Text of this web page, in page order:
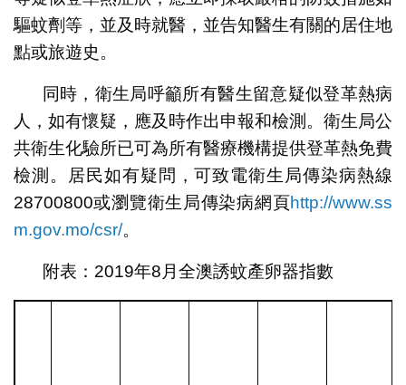
驅蚊劑等，並及時就醫，並告知醫生有關的居住地
點或旅遊史。
同時，衛生局呼籲所有醫生留意疑似登革熱病
人，如有懷疑，應及時作出申報和檢測。衛生局公
共衛生化驗所已可為所有醫療機構提供登革熱免費
檢測。居民如有疑問，可致電衛生局傳染病熱線
28700800或瀏覽衛生局傳染病網頁http://www.ss
m.gov.mo/csr/。
附表：2019年8月全澳誘蚊產卵器指數